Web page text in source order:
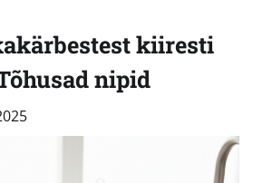
kiiresti
nipid